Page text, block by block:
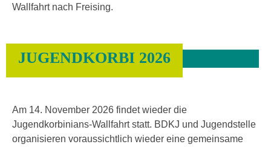
Wallfahrt nach Freising.
JUGENDKORBI 2026
Am 14. November 2026 findet wieder die
Jugendkorbinians-Wallfahrt statt. BDKJ und Jugendstelle
organisieren voraussichtlich wieder eine gemeinsame